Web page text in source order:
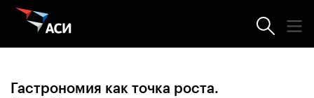
Новости АСИ
Гастрономия как точка роста.